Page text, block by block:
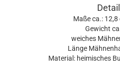
Maße ca.: 12,8
Gewicht
weiches
Länge
Material: heimisches